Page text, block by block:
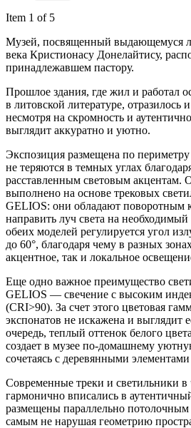
Item 1 of 5
Музей, посвященный выдающемуся
века Кристионасу Донелайтису,
принадлежавшем пастору.
Прошлое здания, где жил и работал
в литовской литературе, отразилось
несмотря на скромность и
выглядит аккуратно и уютно.
Экспозиция размещена по
не теряются в темных углах
расставленным световым акцентам.
выполнено на основе трековых
GELIOS: они обладают поворотным
направить луч света на
обеих моделей регулируется угол
до 60°, благодаря чему в разных
акцентное, так и локальное
Еще одно важное преимущество
GELIOS — свечение с высоким
(CRI>90). За счет этого цветовая
экспонатов не искажена и выглядит
очередь, теплый оттенок белого
создает в музее по-домашнему
сочетаясь с деревянными элементами
Современные треки и светильники в
гармонично вписались в
размещены параллельно
самым не нарушая геометрию